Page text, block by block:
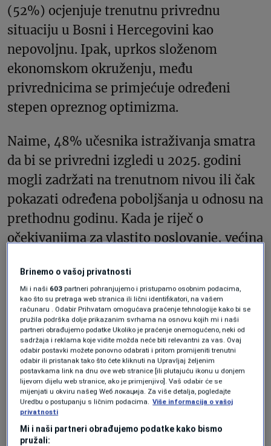
(52%) ocjenjuje trenutnu privrednu
situaciju u Bosni i Hercegovini kao
nepovoljnu. Ipak, uprkos složenom
ekonomskom okruženju, među
privrednicima se primjećuje određeni
stepen opreznog optimizma.
Naime, 48% učesnika istraživanja smatra
da bi se privredni izgledi u 2025. godini
mogli zadržati na trenutnom nivou ili čak
pokazati određena poboljšanja u odnosu na
prethodnu godinu. Kada je riječ o
očekivanjima za vlastito poslovanje, većina
njihova poslovna situacija ostati stabilna,
bez većih promjena u odnosu na 2024.
godinu.
Ovakvi rezultati ukazuju na prisutnu dozu
povjerenja u sopstvenu održivost, čak i u
okolnostima koje mnogi i dalje vide kao
nepovoljne za širu privrednu sliku zemlje.
Brinemo o vašoj privatnosti
Mi i naši 603 partneri pohranjujemo i pristupamo osobnim podacima,
kao što su pretraga web stranica ili lični identifikatori, na vašem
računaru . Odabir Prihvatam omogućava praćenje tehnologije kako bi se
pružila podrška dolje prikazanim svrhama na osnovu kojih mi i naši
partneri obrađujemo podatke Ukoliko je praćenje onemogućeno, neki od
sadržaja i reklama koje vidite možda neće biti relevantni za vas. Ovaj
odabir postavki možete ponovno odabrati i pritom promijeniti trenutni
odabir ili pristanak tako što ćete kliknuti na Upravljaj željenim
postavkama link na dnu ove web stranice [ili plutajuću ikonu u donjem
lijevom dijelu web stranice, ako je primjenjivo]. Vaš odabir će se
mijenjati u okviru našeg Wеб локација. Za više detalja, pogledajte
Uredbu o postupanju s ličnim podacima. Više informacija o vašoj
privatnosti
Mi i naši partneri obrađujemo podatke kako bismo
pružali: